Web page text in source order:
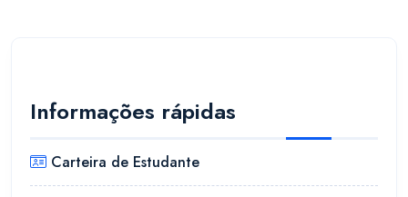
Informações rápidas
Carteira de Estudante